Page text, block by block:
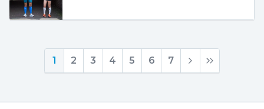
1 2 3 4 5 6 7